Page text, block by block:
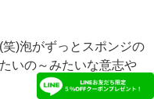
)泡がずっとスポンジの
いの～みたいな意志や